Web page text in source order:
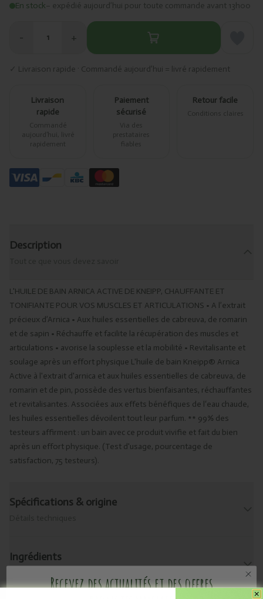
En stock– expédié aujourd’hui pour toute commande avant 13h00
− 1 +
✓ Livraison rapide · Commandé aujourd’hui = livré rapidement
Livraison
rapide
Commandé
aujourd’hui, livré
rapidement
Paiement
sécurisé
Via des
prestataires
fiables
Retour facile
Conditions claires
Description
L'HUILE DE BAIN ARNICA ACTIVE DE KNEIPP, CHAUFFANTE ET
TONIFIANTE POUR VOS MUSCLES ET ARTICULATIONS • A l’extrait
précieux d’Arnica • Aux huiles essentielles de cabreuva, de romarin
et de sapin • Réchauffe et facilite la récupération des muscles et
articulations • avorise la souplesse et la mobilité • Revitalisante et
soulage après un effort physique L'huile de bain Kneipp® Arnica
Active à l'extrait d'arnica et aux huiles essentielles de cabreuva, de
romarin et de pin, possède des vertus bienfaisantes, réchauffantes
et revitalisantes. Associées aux effets bénéfiques de l‘eau chaude,
les huiles essentielles dévoilent tout leur parfum. ** 99% des
testeurs affirment : un bain avec ce produit vivifie et fait du bien
après un effort physique. (Test d'usage, pourcentage de
satisfaction, 75 testeurs).
Spécifications & origine
Ingrédients
Recevez des actualités et des offres